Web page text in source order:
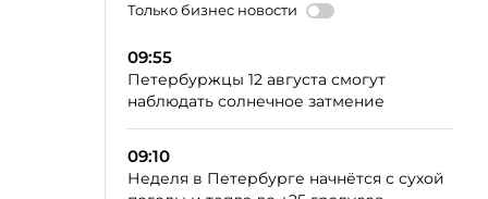
Только бизнес новости
09:55
Петербуржцы 12 августа смогут
наблюдать солнечное затмение
09:10
Неделя в Петербурге начнётся с сухой